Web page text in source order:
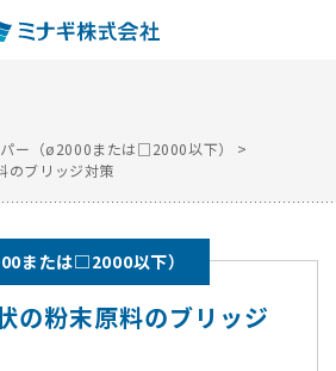
ー（ø2000または□2000以下）
>
ブリッジ対策
または□2000以下）
粉末原料のブリッジ